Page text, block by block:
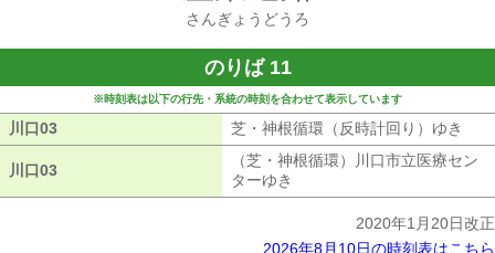
さんぎょうどうろ
のりば 11
※時刻表は以下の行先・系統の時刻を合わせて表示しています
川口03 芝・神根循環（反時計回り）ゆき
川口03
（芝・神根循環）川口市立医療セン
ターゆき
2020年1月20日改正
2026年8月10日の時刻表はこちら